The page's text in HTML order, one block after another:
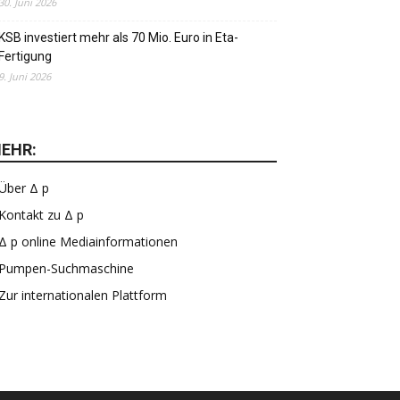
investiert mehr als 70 Mio. Euro in Eta-
Juni 2026
Δ p
zu Δ p
p online Mediainformationen
Suchmaschine
internationalen Plattform